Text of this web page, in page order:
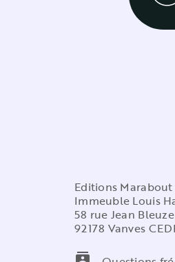
Editions Marabout
Immeuble Louis
58 rue Jean
92178 Vanves